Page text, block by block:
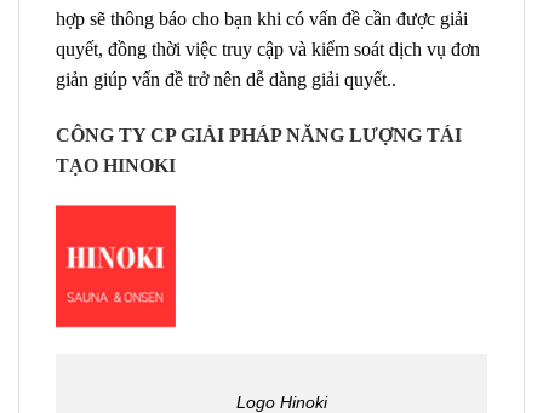
hợp sẽ thông báo cho bạn khi có vấn đề cần được giải
quyết, đồng thời việc truy cập và kiểm soát dịch vụ đơn
giản giúp vấn đề trở nên dễ dàng giải quyết..
CÔNG TY CP GIẢI PHÁP NĂNG LƯỢNG TÁI
TẠO HINOKI
Logo Hinoki